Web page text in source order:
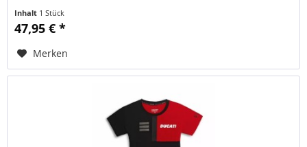
Inhalt 1 Stück
47,95 € *
Merken